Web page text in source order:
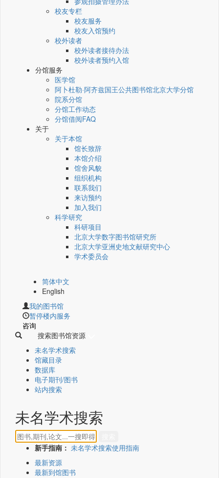
校友专栏
校友服务
校友入馆预约
校外读者
校外读者接待办法
校外读者预约入馆
分馆服务
医学馆
阿卜杜勒·阿齐兹国王公共图书馆北京大学分馆
院系分馆
分馆工作动态
分馆借阅FAQ
关于
关于本馆
馆长致辞
本馆介绍
馆舍风貌
组织机构
联系我们
来访预约
加入我们
科学研究
科研项目
北京大学数字图书馆研究所
北京大学亚洲史地文献研究中心
学术委员会
简体中文
English
我的图书馆
暂停楼内服务
咨询
搜索图书馆资源
未名学术搜索
馆藏目录
数据库
电子期刊/图书
站内搜索
未名学术搜索
新手指南： 未名学术搜索使用指南
最新资源
最新到馆图书